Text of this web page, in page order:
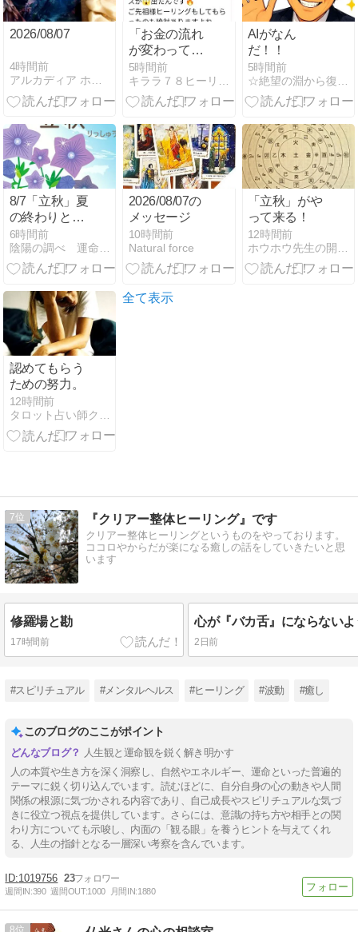
2026/08/07
4時間前
「お金の流れ
が変わってき
ました！」先
祖感謝ヒーリ
ング後の嬉し
5時間前
AIがなん
だ！！
5時間前
8/7「立秋」夏
の終わりと秋
の入口が同時
に訪れる日
6時間前
2026/08/07の
メッセージ
10時間前
Natural force
「立秋」がや
って来る！
12時間前
認めてもらう
ための努力。
12時間前
全て表示
7 『クリアー整体ヒーリング』です
クリアー整体ヒーリングというものをやっております。
ココロやからだが楽になる癒しの話をしていきたいと思
います
修羅場と勘
17時間前 2日前
#スピリチュアル #メンタルヘルス #ヒーリング #波動 #癒し
このブログのここがポイント
人生観と運命観を鋭く解き明かす
人の本質や生き方を深く洞察し、自然やエネルギー、運命といった普遍的
テーマに鋭く切り込んでいます。読むほどに、自分自身の心の動きや人間
関係の根源に気づかされる内容であり、自己成長やスピリチュアルな気づ
きに役立つ視点を提供しています。さらには、意識の持ち方や相手との関
わり方についても示唆し、内面の「観る眼」を養うヒントを与えてくれ
る、人生の指針となる一層深い考察を含んでいます。
1019756 23
週間IN:390 週間OUT:1000 月間IN:1880
8